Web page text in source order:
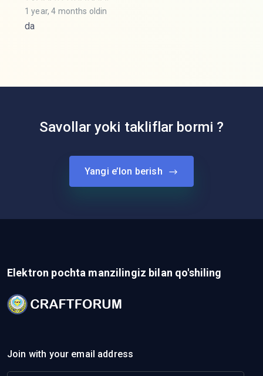
1 year, 4 months oldin
da
Savollar yoki takliflar bormi ?
Yangi e’lon berish
Elektron pochta manzilingiz bilan qo'shiling
Join with your email address